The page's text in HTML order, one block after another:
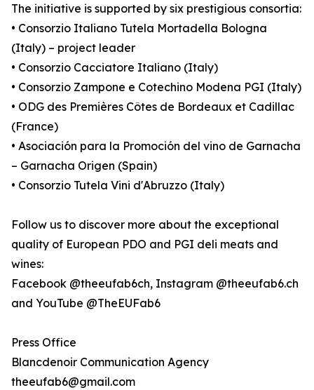
The initiative is supported by six prestigious consortia:
• Consorzio Italiano Tutela Mortadella Bologna
(Italy) – project leader
• Consorzio Cacciatore Italiano (Italy)
• Consorzio Zampone e Cotechino Modena PGI (Italy)
• ODG des Premières Côtes de Bordeaux et Cadillac
(France)
• Asociación para la Promoción del vino de Garnacha
– Garnacha Origen (Spain)
• Consorzio Tutela Vini d'Abruzzo (Italy)
Follow us to discover more about the exceptional
quality of European PDO and PGI deli meats and
wines:
Facebook @theeufab6ch, Instagram @theeufab6.ch
and YouTube @TheEUFab6
Press Office
Blancdenoir Communication Agency
theeufab6@gmail.com